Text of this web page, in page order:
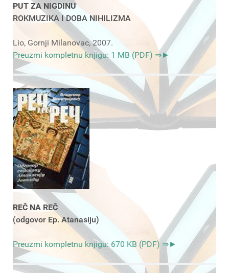
PUT ZA NIGDINU
ROKMUZIKA I DOBA NIHILIZMA
Lio, Gornji Milanovac, 2007.
Preuzmi kompletnu knjigu: 1 MB (PDF) ⇒►
REČ NA REČ
(odgovor Ep. Atanasiju)
Preuzmi kompletnu knjigu: 670 KB (PDF) ⇒►